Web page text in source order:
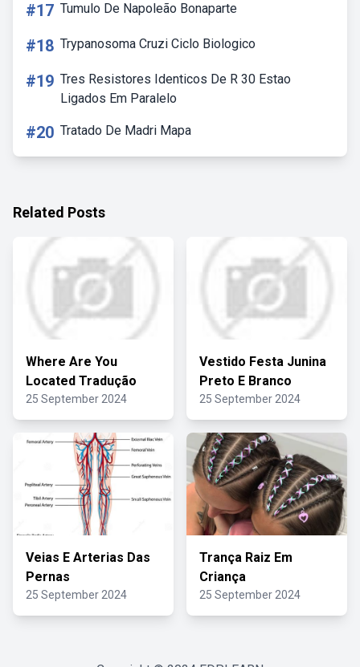
#17 Tumulo De Napoleão Bonaparte
#18 Trypanosoma Cruzi Ciclo Biologico
#19 Tres Resistores Identicos De R 30 Estao
Ligados Em Paralelo
#20 Tratado De Madri Mapa
Related Posts
Where Are You
Located Tradução
25 September 2024
Vestido Festa Junina
Preto E Branco
25 September 2024
Veias E Arterias Das
Pernas
25 September 2024
Trança Raiz Em
Criança
25 September 2024